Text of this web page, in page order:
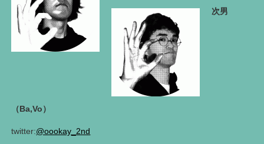
次男
（Ba,Vo）
twitter:@oookay_2nd